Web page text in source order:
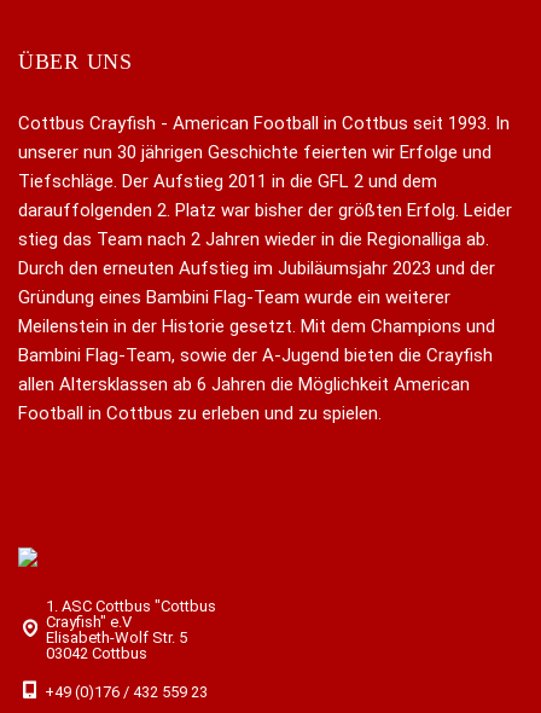
ÜBER UNS
Cottbus Crayfish - American Football in Cottbus seit 1993. In
unserer nun 30 jährigen Geschichte feierten wir Erfolge und
Tiefschläge. Der Aufstieg 2011 in die GFL 2 und dem
darauffolgenden 2. Platz war bisher der größten Erfolg. Leider
stieg das Team nach 2 Jahren wieder in die Regionalliga ab.
Durch den erneuten Aufstieg im Jubiläumsjahr 2023 und der
Gründung eines Bambini Flag-Team wurde ein weiterer
Meilenstein in der Historie gesetzt. Mit dem Champions und
Bambini Flag-Team, sowie der A-Jugend bieten die Crayfish
allen Altersklassen ab 6 Jahren die Möglichkeit American
Football in Cottbus zu erleben und zu spielen.
1. ASC Cottbus "Cottbus
Crayfish" e.V
Elisabeth-Wolf Str. 5
03042 Cottbus
+49 (0)176 / 432 559 23